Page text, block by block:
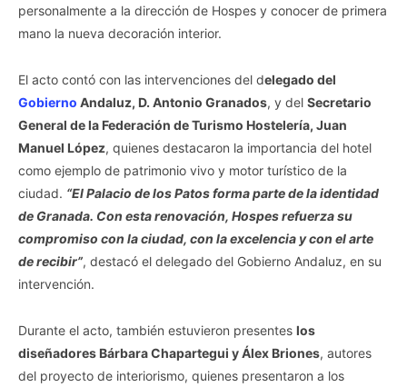
personalmente a la dirección de Hospes y conocer de primera
mano la nueva decoración interior.
El acto contó con las intervenciones del delegado del
Gobierno Andaluz, D. Antonio Granados, y del Secretario
General de la Federación de Turismo Hostelería, Juan
Manuel López, quienes destacaron la importancia del hotel
como ejemplo de patrimonio vivo y motor turístico de la
ciudad. “El Palacio de los Patos forma parte de la identidad
de Granada. Con esta renovación, Hospes refuerza su
compromiso con la ciudad, con la excelencia y con el arte
de recibir”, destacó el delegado del Gobierno Andaluz, en su
intervención.
Durante el acto, también estuvieron presentes los
diseñadores Bárbara Chapartegui y Álex Briones, autores
del proyecto de interiorismo, quienes presentaron a los